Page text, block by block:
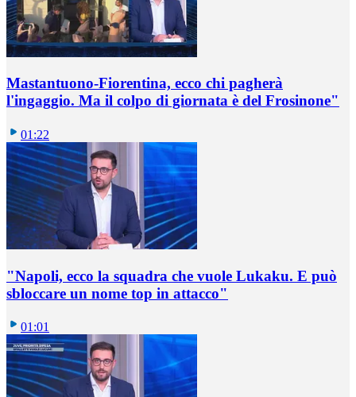
Mastantuono-Fiorentina, ecco chi pagherà
l'ingaggio. Ma il colpo di giornata è del Frosinone"
01:22
"Napoli, ecco la squadra che vuole Lukaku. E può
sbloccare un nome top in attacco"
01:01